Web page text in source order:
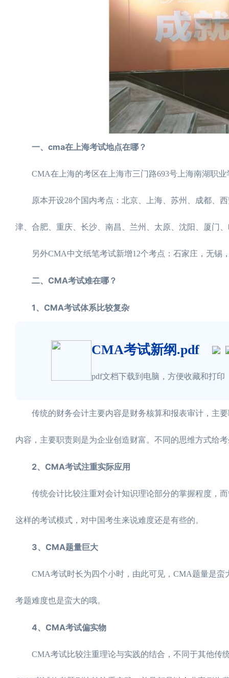
一、cma在上海考试地点在哪？
CMA在上海的考区在上海市三门路693号上海南湖职业
原本开设28个国内考点：北京、上海、苏州、成都、西
津、合肥、重庆、长沙、南昌、兰州、太原、沈阳、厦门
另外CMA中文纸笔考试新增12个考点：石家庄，无锡
二、CMA考试难在哪？
1、CMA考试体系比较复杂
CMA考试新纲.pdf
pdf文档下载到电脑，方便收藏和打印
传统的财务会计主要内容是财务核算和报表审计，主要
内容，主要职责则是为企业创造财富。不同的思维方式给
2、CMA考试注重实际应用
传统会计比较注重对会计知识理论部分的掌握程度，而
这样的考试模式，对中国考生来说难度还是有些的。
3、CMA题量巨大
CMA考试时长为四个小时，由此可见，CMA题量是蛮
考题难度也是蛮大的哦。
4、CMA考试偏实物
CMA考试比较注重理论与实践的结合，不同于其他传